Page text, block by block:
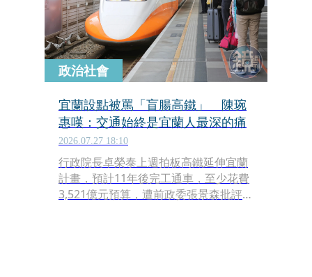
政治社會
宜蘭設點被罵「盲腸高鐵」 陳琬
惠嘆：交通始終是宜蘭人最深的痛
2026.07.27 18:10
行政院長卓榮泰上週拍板高鐵延伸宜蘭
計畫，預計11年後完工通車，至少花費
3,521億元預算，遭前政委張景森批評是